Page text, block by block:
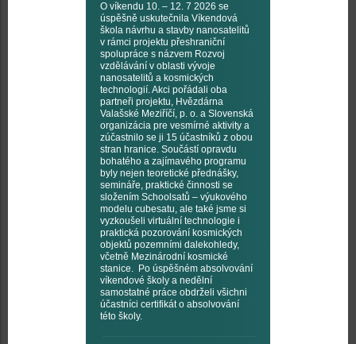
O víkendu 10. – 12. 7 2026 se
úspěšně uskutečnila Víkendová
škola návrhu a stavby nanosatelitů
v rámci projektu přeshraniční
spolupráce s názvem Rozvoj
vzdělávání v oblasti vývoje
nanosatelitů a kosmických
technologií. Akci pořádali oba
partneři projektu, Hvězdárna
Valašské Meziříčí, p. o. a Slovenská
organizácia pre vesmírné aktivity a
zúčastnilo se ji 15 účastníků z obou
stran hranice. Součástí opravdu
bohatého a zajímavého programu
byly nejen teoretické přednášky,
semináře, praktické činnosti se
složením Schoolsatů – výukového
modelu cubesatu, ale také jsme si
vyzkoušeli virtuální technologie i
praktická pozorování kosmických
objektů pozemními dalekohledy,
včetně Mezinárodní kosmické
stanice. Po úspěšném absolvování
víkendové školy a nedělní
samostatné práce obdrželi všichni
účastníci certifikát o absolvování
této školy.